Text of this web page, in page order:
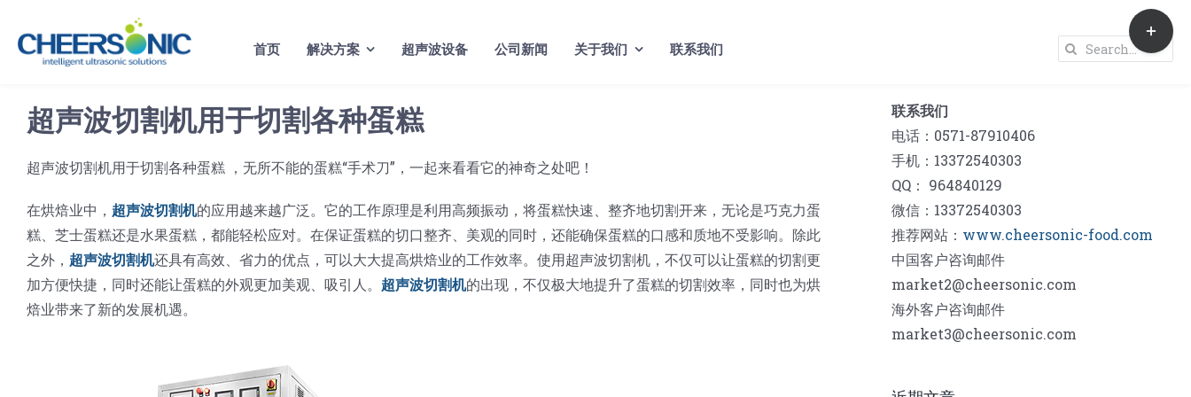
content
首页 解决方案 超声波设备 公司新闻 关于我们 联系我们
Search
超声波切割机用于切割各种蛋糕
超声波切割机用于切割各种蛋糕 ，无所不能的蛋糕“手术刀”，一起来看看它的神奇之处吧！
在烘焙业中， 超声波切割机的应用越来越广泛。它的工作原理是利用高频振动，将蛋糕快速、整齐地切割开来，无论是巧克力蛋
糕、芝士蛋糕还是水果蛋糕，都能轻松应对。在保证蛋糕的切口整齐、美观的同时，还能确保蛋糕的口感和质地不受影响。除此
之外， 超声波切割机还具有高效、省力的优点，可以大大提高烘焙业的工作效率。使用超声波切割机，不仅可以让蛋糕的切割更
加方便快捷，同时还能让蛋糕的外观更加美观、吸引人。 超声波切割机的出现，不仅极大地提升了蛋糕的切割效率，同时也为烘
焙业带来了新的发展机遇。
联系我们
电话：0571-87910406
手机：13372540303
QQ： 964840129
微信：13372540303
推荐网站： www.cheersonic-food.com
中国客户咨询邮件
market2@cheersonic.com
海外客户咨询邮件
market3@cheersonic.com
Toggle
Sliding